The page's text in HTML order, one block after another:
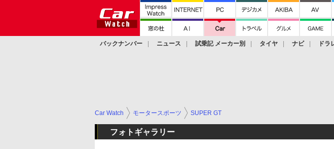
バックナンバー ニュース 試乗記 メーカー別 タイヤ ナビ ドラ
Car Watch モータースポーツ SUPER GT
フォトギャラリー